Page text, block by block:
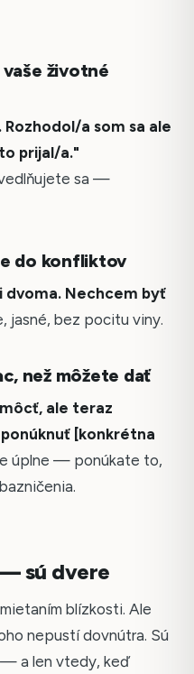
životné
Rozhodol/a som sa ale
prijal/a."
sa —
do konfliktov
dvoma. Nechcem byť
jasné, bez pocitu viny.
než môžete dať
ale teraz
[konkrétna
úplne — ponúkate to,
sú dvere
blízkosti. Ale
nepustí dovnútra. Sú
a len vtedy, keď